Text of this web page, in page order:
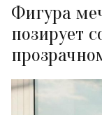
Фигура
позирует